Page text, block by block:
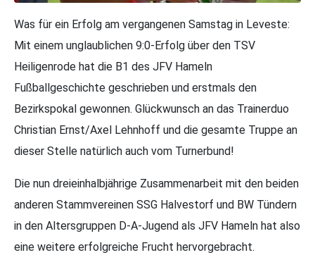
Was für ein Erfolg am vergangenen Samstag in Leveste:
Mit einem unglaublichen 9:0-Erfolg über den TSV
Heiligenrode hat die B1 des JFV Hameln
Fußballgeschichte geschrieben und erstmals den
Bezirkspokal gewonnen. Glückwunsch an das Trainerduo
Christian Ernst/Axel Lehnhoff und die gesamte Truppe an
dieser Stelle natürlich auch vom Turnerbund!
Die nun dreieinhalbjährige Zusammenarbeit mit den beiden
anderen Stammvereinen SSG Halvestorf und BW Tündern
in den Altersgruppen D-A-Jugend als JFV Hameln hat also
eine weitere erfolgreiche Frucht hervorgebracht.